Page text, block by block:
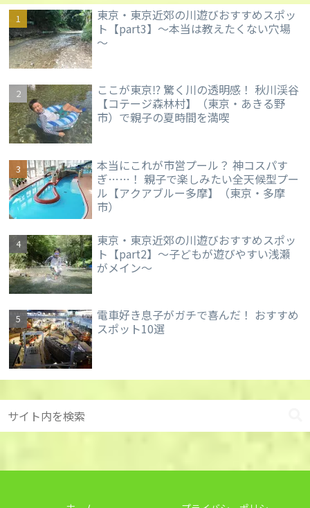
東京・東京近郊の川遊びおすすめスポッ
ト【part3】～本当は教えたくない穴場
～
ここが東京⁉ 驚く川の透明感！ 秋川渓谷
【コテージ森林村】（東京・あきる野
市）で親子の夏時間を満喫
本当にこれが市営プール？ 神コスパす
ぎ……！ 親子で楽しみたい全天候型プー
ル【アクアブルー多摩】（東京・多摩
市）
東京・東京近郊の川遊びおすすめスポッ
ト【part2】～子どもが遊びやすい浅瀬
がメイン～
電車好き息子がガチで喜んだ！ おすすめ
スポット10選